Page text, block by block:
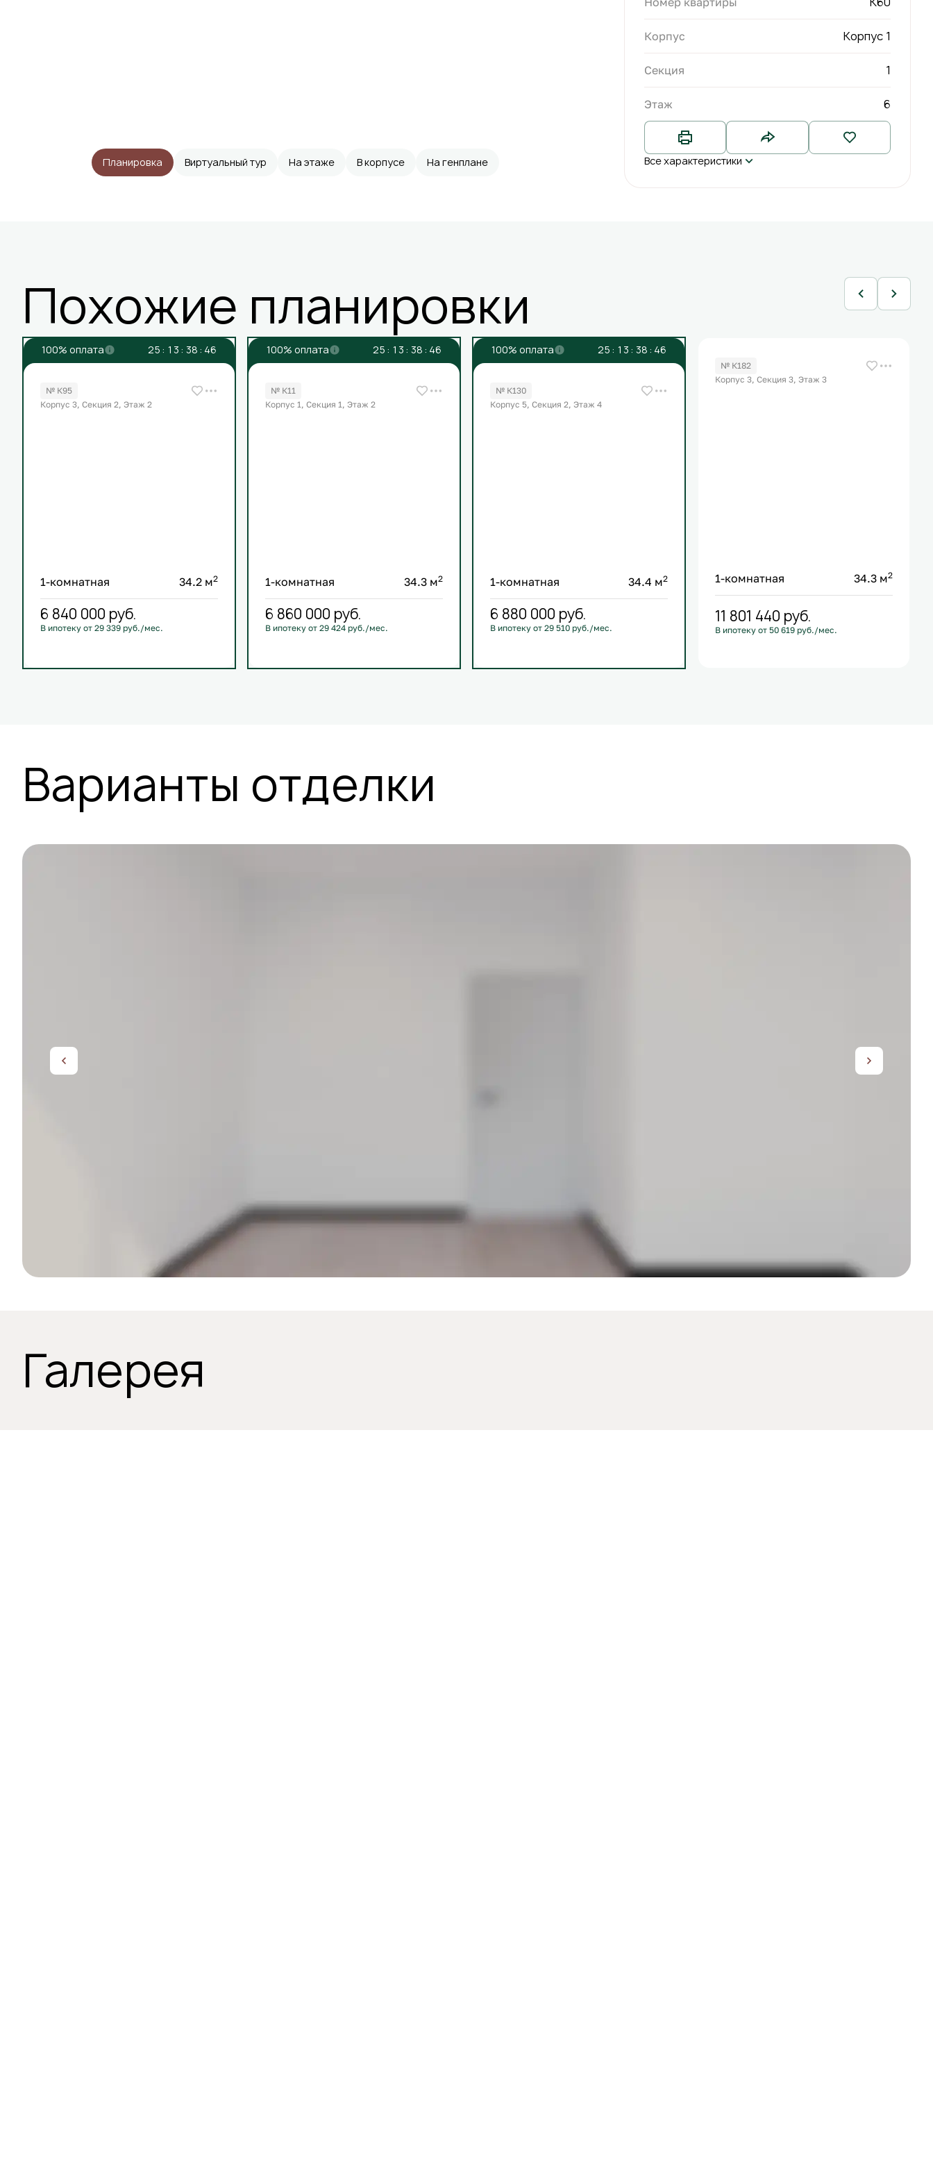
Планировка Виртуальный тур На этаже В корпусе На генплане
Корпус Корпус 1
Секция 1
Этаж 6
Все характеристики
Похожие планировки
100% оплата 25 : 1 3 : 38 : 46
№ К95
Корпус 3, Секция 2, Этаж 2
1-комнатная 34.2 м2
6 840 000 руб.
В ипотеку от 29 339 руб./мес.
100% оплата 25 : 1 3 : 38 : 46
№ К11
Корпус 1, Секция 1, Этаж 2
1-комнатная 34.3 м2
6 860 000 руб.
В ипотеку от 29 424 руб./мес.
100% оплата 25 : 1 3 : 38 : 46
№ К130
Корпус 5, Секция 2, Этаж 4
1-комнатная 34.4 м2
6 880 000 руб.
В ипотеку от 29 510 руб./мес.
№ К182
Корпус 3, Секция 3, Этаж 3
1-комнатная 34.3 м2
11 801 440 руб.
В ипотеку от 50 619 руб./мес.
Варианты отделки
Галерея